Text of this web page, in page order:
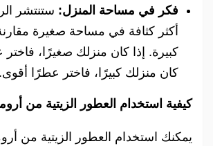
فكر في مساحة المنزل: ستنتشر
أكثر كثافة في مساحة صغيرة
كبيرة. إذا كان منزلك صغيرًا، فاختر
كان منزلك كبيرًا، فاختر عطرًا أقوى.
كيفية استخدام العطور الزيتية من
يمكنك استخدام العطور الزيتية من